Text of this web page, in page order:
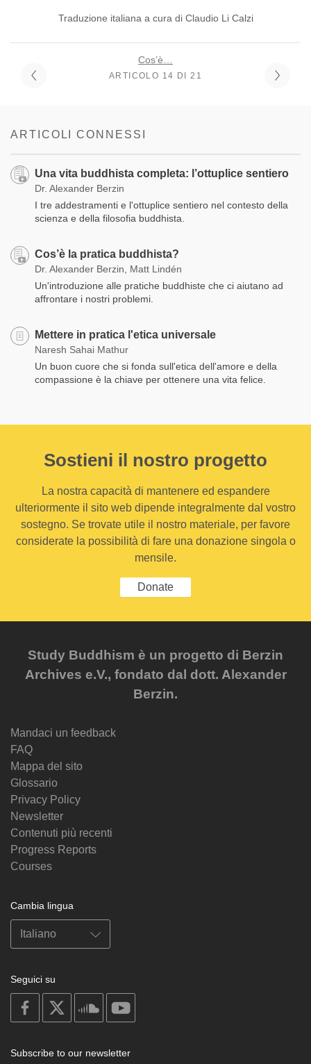
Traduzione italiana a cura di Claudio Li Calzi
Cos’è…
ARTICOLO 14 DI 21
ARTICOLI CONNESSI
Una vita buddhista completa: l’ottuplice sentiero
Dr. Alexander Berzin
I tre addestramenti e l'ottuplice sentiero nel contesto della
scienza e della filosofia buddhista.
Cos’è la pratica buddhista?
Dr. Alexander Berzin, Matt Lindén
Un'introduzione alle pratiche buddhiste che ci aiutano ad
affrontare i nostri problemi.
Mettere in pratica l'etica universale
Naresh Sahai Mathur
Un buon cuore che si fonda sull'etica dell'amore e della
compassione è la chiave per ottenere una vita felice.
Sostieni il nostro progetto
La nostra capacità di mantenere ed espandere
ulteriormente il sito web dipende integralmente dal vostro
sostegno. Se trovate utile il nostro materiale, per favore
considerate la possibilità di fare una donazione singola o
mensile.
Donate
Study Buddhism è un progetto di Berzin
Archives e.V., fondato dal dott. Alexander
Berzin.
Mandaci un feedback
FAQ
Mappa del sito
Glossario
Privacy Policy
Newsletter
Contenuti più recenti
Progress Reports
Courses
Cambia lingua
Seguici su
on
facebook
soundcloud
Subscribe to our newsletter